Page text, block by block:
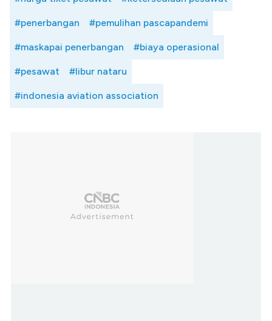
#penerbangan #pemulihan pascapandemi
#maskapai penerbangan #biaya operasional
#pesawat #libur nataru
#indonesia aviation association